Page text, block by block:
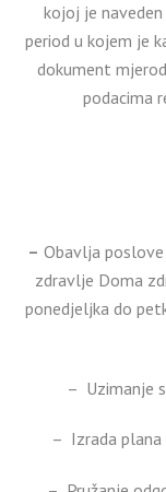
kojoj je
period u kojem je
dokument
podacima
– Obavlja
zdravlje Doma
ponedjeljka do
– Uzimanje
– Izrada plana